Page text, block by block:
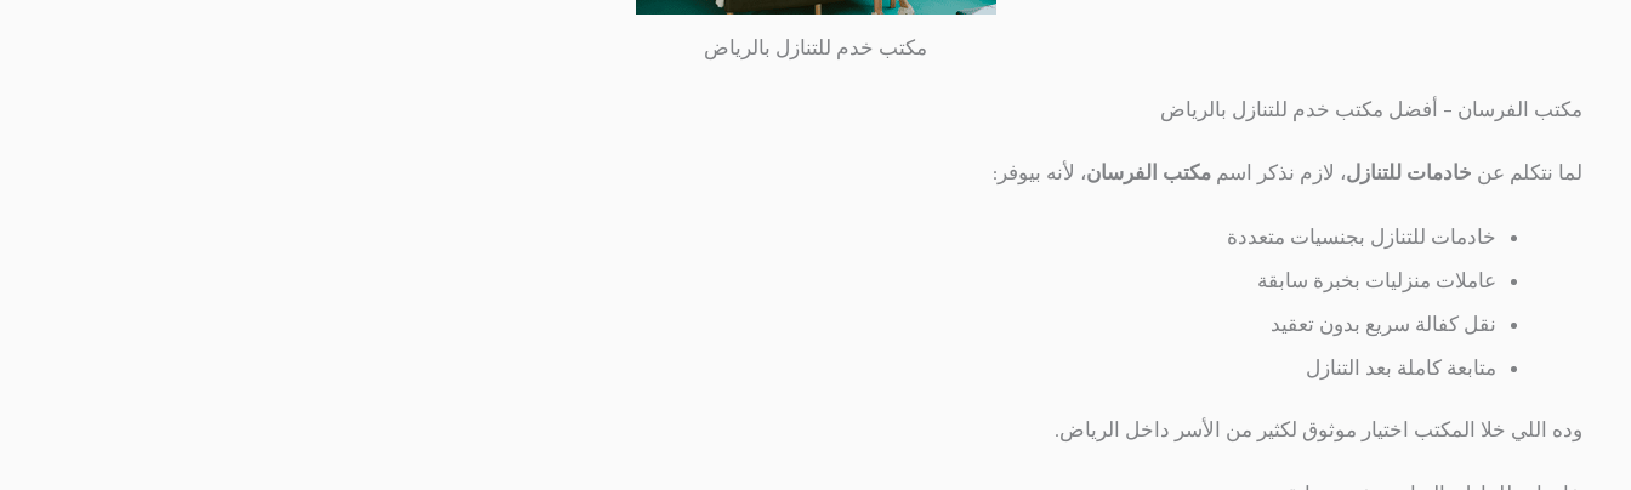
مكتب خدم للتنازل بالرياض
مكتب الفرسان – أفضل مكتب خدم للتنازل بالرياض
لما نتكلم عن خادمات للتنازل، لازم نذكر اسم مكتب الفرسان، لأنه بيوفر:
خادمات للتنازل بجنسيات متعددة
عاملات منزليات بخبرة سابقة
نقل كفالة سريع بدون تعقيد
متابعة كاملة بعد التنازل
وده اللي خلا المكتب اختيار موثوق لكثير من الأسر داخل الرياض.